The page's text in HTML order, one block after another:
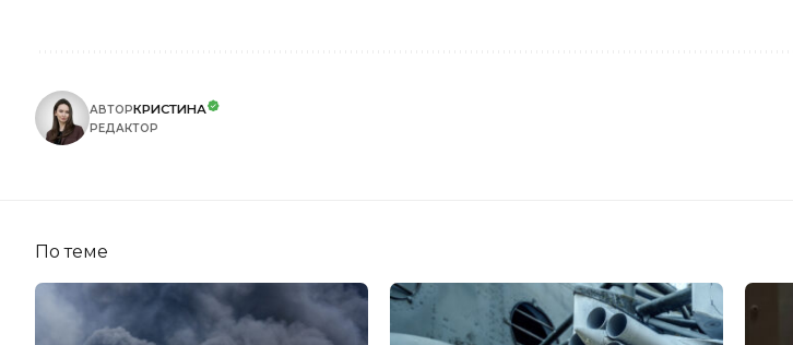
АВТОРКРИСТИНА
РЕДАКТОР
По теме